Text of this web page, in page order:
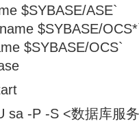
$SYBASE/ASE`
$SYBASE/
$SYBASE/OCS`
sa -P -S <数据库服